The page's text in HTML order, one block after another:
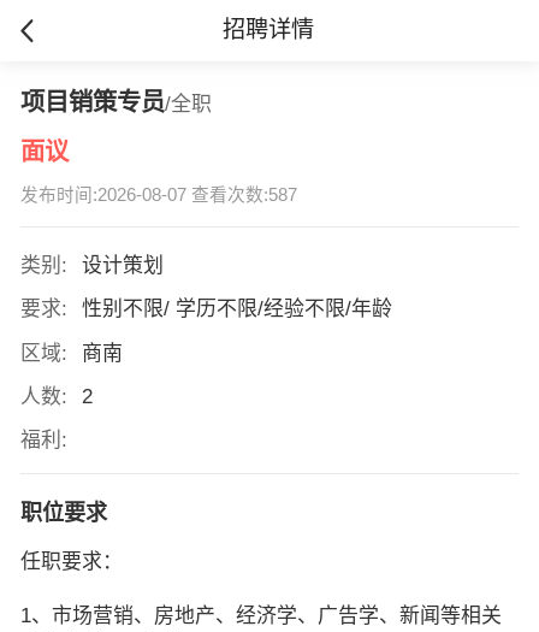
招聘详情
项目销策专员/全职
面议
发布时间:2026-08-07 查看次数:587
类别:
设计策划
要求:
性别不限/ 学历不限/经验不限/年龄
区域:
商南
人数:
2
福利:
职位要求
任职要求：
1、市场营销、房地产、经济学、广告学、新闻等相关